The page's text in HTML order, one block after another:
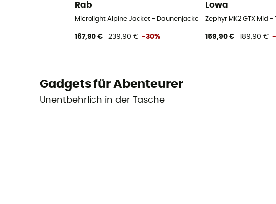
Rab
Microlight Alpine Jacket - Daunenjacke - Herren
167,90 € 239,90 € -30%
Lowa
Zephyr MK2 GTX Mid
159,90 € 189,90 € -
Gadgets für Abenteurer
Unentbehrlich in der Tasche